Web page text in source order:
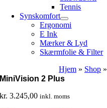
Tennis
Synskomfort
Ergonomi
E Ink
Mærker & Lyd
Skærmfolie & Filter
Hjem » Shop »
MiniVision 2 Plus
kr. 3.245,00 inkl. moms